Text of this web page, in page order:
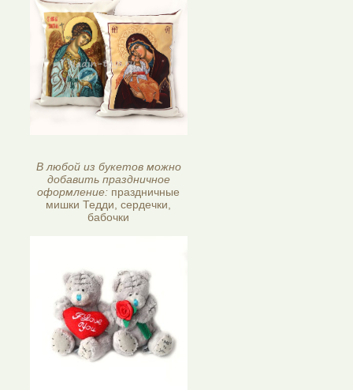
В любой из букетов можно
добавить праздничное
оформление: праздничные
мишки Тедди, сердечки,
бабочки